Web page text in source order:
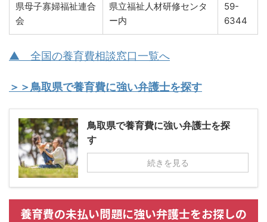
県母子寡婦福祉連合
会
県立福祉人材研修センタ
ー内
59-
6344
▲ 全国の養育費相談窓口一覧へ
＞＞鳥取県で養育費に強い弁護士を探す
鳥取県で養育費に強い弁護士を探
す
続きを見る
養育費の未払い問題に強い弁護士をお探しの